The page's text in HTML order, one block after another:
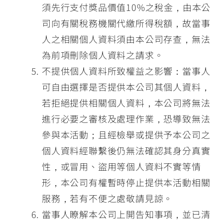
須先行支付獎品價值10%之稅金，由本公
司向有關稅務機關代繳所得稅額，故當事
人之相關個人資料須由本公司存查，無法
為前項刪除個人資料之請求。
不提供個人資料所致權益之影響：當事人
可自由選擇是否提供本公司其個人資料，
若拒絕提供相關個人資料，本公司將無法
進行必要之審核及處理作業，恐導致無法
參與本活動；且經檢舉或提供予本公司之
個人資料經聯繫後仍無法確認其身分真實
性，或冒用、盜用等個人資料不實等情
形，本公司有權暫時停止提供本活動相關
服務，若有不便之處敬請見諒。
當事人瞭解本公司上開告知事項，並已清